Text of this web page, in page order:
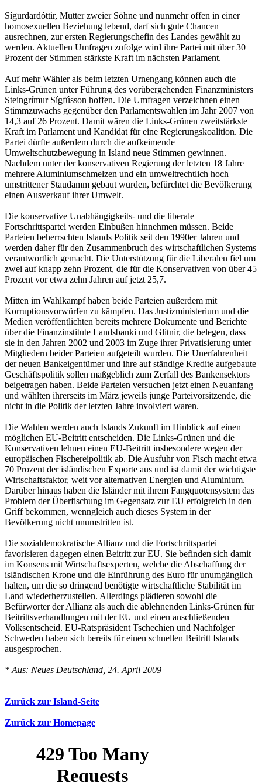
Sígurdardóttir, Mutter zweier Söhne und nunmehr offen in einer
homosexuellen Beziehung lebend, darf sich gute Chancen
ausrechnen, zur ersten Regierungschefin des Landes gewählt zu
werden. Aktuellen Umfragen zufolge wird ihre Partei mit über 30
Prozent der Stimmen stärkste Kraft im nächsten Parlament.
Auf mehr Wähler als beim letzten Urnengang können auch die
Links-Grünen unter Führung des vorübergehenden Finanzministers
Steingrímur Sígfússon hoffen. Die Umfragen verzeichnen einen
Stimmzuwachs gegenüber den Parlamentswahlen im Jahr 2007 von
14,3 auf 26 Prozent. Damit wären die Links-Grünen zweitstärkste
Kraft im Parlament und Kandidat für eine Regierungskoalition. Die
Partei dürfte außerdem durch die aufkeimende
Umweltschutzbewegung in Island neue Stimmen gewinnen.
Nachdem unter der konservativen Regierung der letzten 18 Jahre
mehrere Aluminiumschmelzen und ein umweltrechtlich hoch
umstrittener Staudamm gebaut wurden, befürchtet die Bevölkerung
einen Ausverkauf ihrer Umwelt.
Die konservative Unabhängigkeits- und die liberale
Fortschrittspartei werden Einbußen hinnehmen müssen. Beide
Parteien beherrschten Islands Politik seit den 1990er Jahren und
werden daher für den Zusammenbruch des wirtschaftlichen Systems
verantwortlich gemacht. Die Unterstützung für die Liberalen fiel um
zwei auf knapp zehn Prozent, die für die Konservativen von über 45
Prozent vor etwa zehn Jahren auf jetzt 25,7.
Mitten im Wahlkampf haben beide Parteien außerdem mit
Korruptionsvorwürfen zu kämpfen. Das Justizministerium und die
Medien veröffentlichten bereits mehrere Dokumente und Berichte
über die Finanzinstitute Landsbanki und Glitnir, die belegen, dass
sie in den Jahren 2002 und 2003 im Zuge ihrer Privatisierung unter
Mitgliedern beider Parteien aufgeteilt wurden. Die Unerfahrenheit
der neuen Bankeigentümer und ihre auf ständige Kredite aufgebaute
Geschäftspolitik sollen maßgeblich zum Zerfall des Bankensektors
beigetragen haben. Beide Parteien versuchen jetzt einen Neuanfang
und wählten ihrerseits im März jeweils junge Parteivorsitzende, die
nicht in die Politik der letzten Jahre involviert waren.
Die Wahlen werden auch Islands Zukunft im Hinblick auf einen
möglichen EU-Beitritt entscheiden. Die Links-Grünen und die
Konservativen lehnen einen EU-Beitritt insbesondere wegen der
europäischen Fischereipolitik ab. Die Ausfuhr von Fisch macht etwa
70 Prozent der isländischen Exporte aus und ist damit der wichtigste
Wirtschaftsfaktor, weit vor alternativen Energien und Aluminium.
Darüber hinaus haben die Isländer mit ihrem Fangquotensystem das
Problem der Überfischung im Gegensatz zur EU erfolgreich in den
Griff bekommen, wenngleich auch dieses System in der
Bevölkerung nicht unumstritten ist.
Die sozialdemokratische Allianz und die Fortschrittspartei
favorisieren dagegen einen Beitritt zur EU. Sie befinden sich damit
im Konsens mit Wirtschaftsexperten, welche die Abschaffung der
isländischen Krone und die Einführung des Euro für unumgänglich
halten, um die so dringend benötigte wirtschaftliche Stabilität im
Land wiederherzustellen. Allerdings plädieren sowohl die
Befürworter der Allianz als auch die ablehnenden Links-Grünen für
Beitrittsverhandlungen mit der EU und einen anschließenden
Volksentscheid. EU-Ratspräsident Tschechien und Nachfolger
Schweden haben sich bereits für einen schnellen Beitritt Islands
ausgesprochen.
* Aus: Neues Deutschland, 24. April 2009
Zurück zur Island-Seite
Zurück zur Homepage